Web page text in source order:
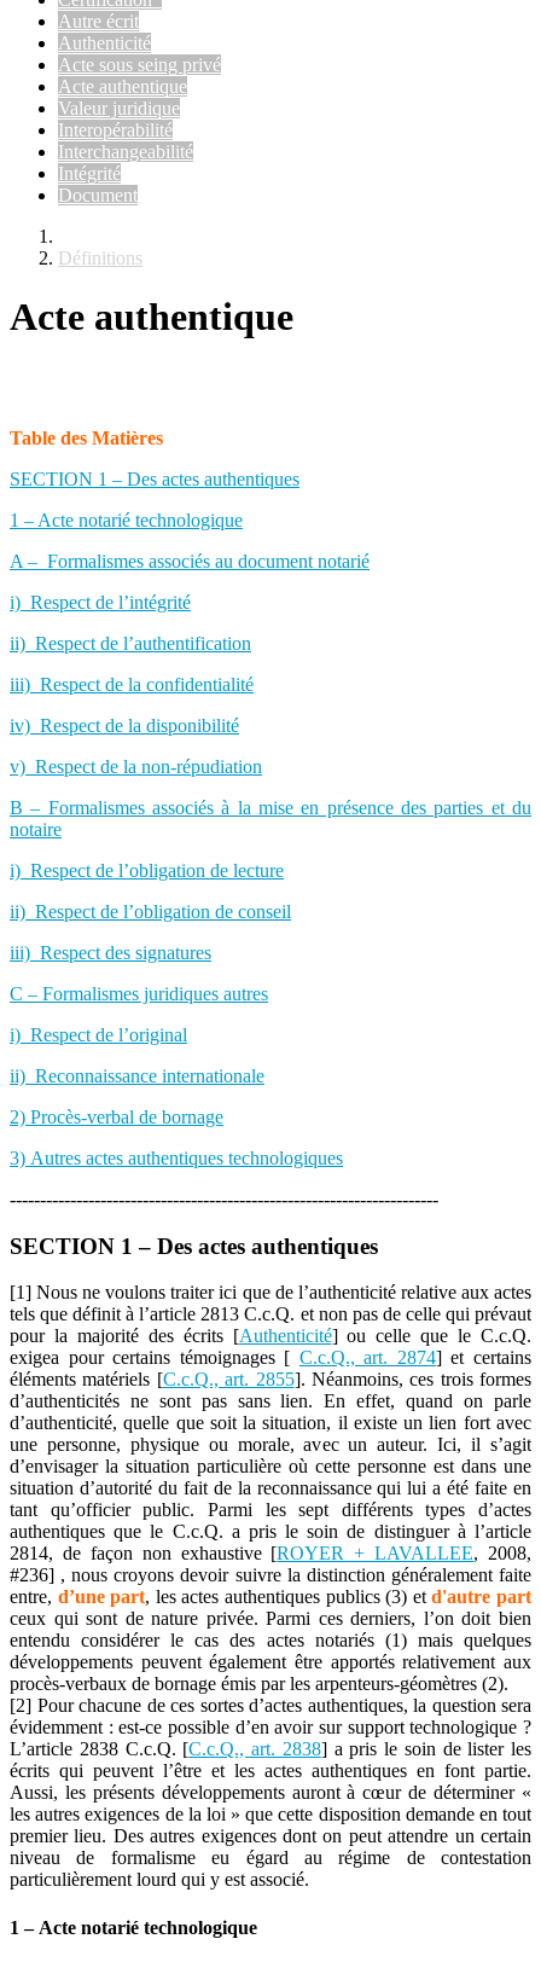
Autre écrit
Authenticité
Acte sous seing privé
Acte authentique
Valeur juridique
Interopérabilité
Interchangeabilité
Intégrité
Document
Définitions
Acte authentique
Table des Matières
SECTION 1 – Des actes authentiques
1 – Acte notarié technologique
A – Formalismes associés au document notarié
i) Respect de l’intégrité
ii) Respect de l’authentification
iii) Respect de la confidentialité
iv) Respect de la disponibilité
v) Respect de la non-répudiation
B – Formalismes associés à la mise en présence des parties et du
notaire
i) Respect de l’obligation de lecture
ii) Respect de l’obligation de conseil
iii) Respect des signatures
C – Formalismes juridiques autres
i) Respect de l’original
ii) Reconnaissance internationale
2) Procès-verbal de bornage
3) Autres actes authentiques technologiques
-----------------------------------------------------------------------
SECTION 1 – Des actes authentiques
[1] Nous ne voulons traiter ici que de l’authenticité relative aux actes
tels que définit à l’article 2813 C.c.Q. et non pas de celle qui prévaut
pour la majorité des écrits [Authenticité] ou celle que le C.c.Q.
exigea pour certains témoignages [ C.c.Q., art. 2874] et certains
éléments matériels [C.c.Q., art. 2855]. Néanmoins, ces trois formes
d’authenticités ne sont pas sans lien. En effet, quand on parle
d’authenticité, quelle que soit la situation, il existe un lien fort avec
une personne, physique ou morale, avec un auteur. Ici, il s’agit
d’envisager la situation particulière où cette personne est dans une
situation d’autorité du fait de la reconnaissance qui lui a été faite en
tant qu’officier public. Parmi les sept différents types d’actes
authentiques que le C.c.Q. a pris le soin de distinguer à l’article
2814, de façon non exhaustive [ROYER + LAVALLEE, 2008,
#236] , nous croyons devoir suivre la distinction généralement faite
entre, d’une part, les actes authentiques publics (3) etd'autre part
ceux qui sont de nature privée. Parmi ces derniers, l’on doit bien
entendu considérer le cas des actes notariés (1) mais quelques
développements peuvent également être apportés relativement aux
procès-verbaux de bornage émis par les arpenteurs-géomètres (2).
[2] Pour chacune de ces sortes d’actes authentiques, la question sera
évidemment : est-ce possible d’en avoir sur support technologique ?
L’article 2838 C.c.Q. [C.c.Q., art. 2838] a pris le soin de lister les
écrits qui peuvent l’être et les actes authentiques en font partie.
Aussi, les présents développements auront à cœur de déterminer «
les autres exigences de la loi » que cette disposition demande en tout
premier lieu. Des autres exigences dont on peut attendre un certain
niveau de formalisme eu égard au régime de contestation
particulièrement lourd qui y est associé.
1 – Acte notarié technologique